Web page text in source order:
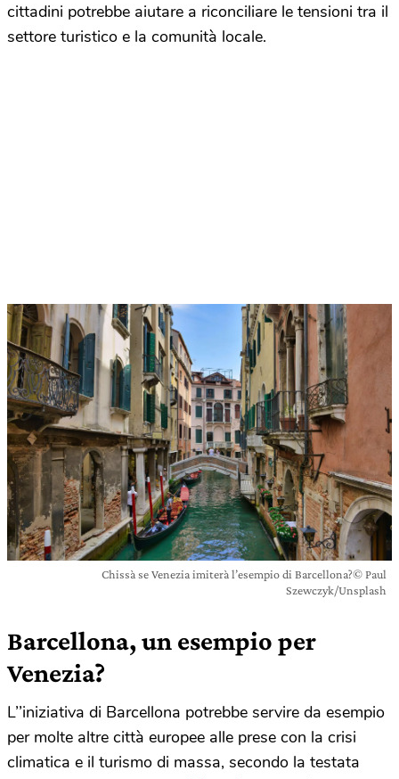
cittadini potrebbe aiutare a riconciliare le tensioni tra il
settore turistico e la comunità locale.
Chissà se Venezia imiterà l’esempio di Barcellona?© Paul
Szewczyk/Unsplash
Barcellona, un esempio per
Venezia?
L’’iniziativa di Barcellona potrebbe servire da esempio
per molte altre città europee alle prese con la crisi
climatica e il turismo di massa, secondo la testata